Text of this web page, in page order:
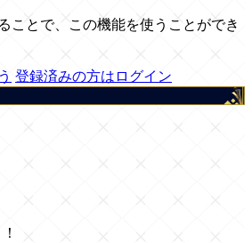
ことで、この機能を使うことができ
登録済みの方はログイン